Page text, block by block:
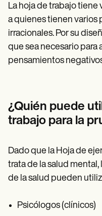
La hoja de trabajo tiene
a quienes tienen varios
irracionales. Por su
que sea necesario para
pensamientos
¿Quién puede
trabajo para la
Dado que la Hoja de
trata de la salud
de la salud pueden
Psicólogos (clínicos)